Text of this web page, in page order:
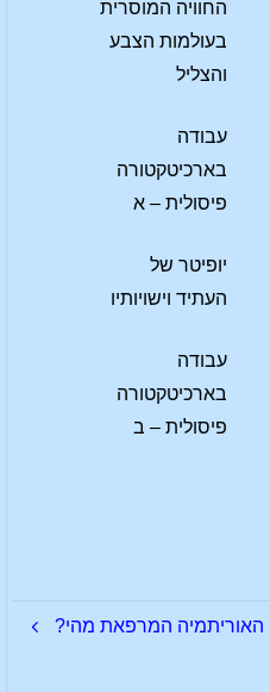
החוויה המוסרית
בעולמות הצבע
והצליל
עבודה
בארכיטקטורה
פיסולית – א
יופיטר של
העתיד וישויותיו
עבודה
בארכיטקטורה
פיסולית – ב
האוריתמיה המרפאת מהי?